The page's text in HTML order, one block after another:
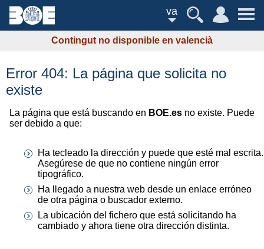
va
Contingut no disponible en valencià
Error 404: La página que solicita no
existe
La página que está buscando en BOE.es no existe. Puede
ser debido a que:
Ha tecleado la dirección y puede que esté mal escrita.
Asegúrese de que no contiene ningún error
tipográfico.
Ha llegado a nuestra web desde un enlace erróneo
de otra página o buscador externo.
La ubicación del fichero que está solicitando ha
cambiado y ahora tiene otra dirección distinta.